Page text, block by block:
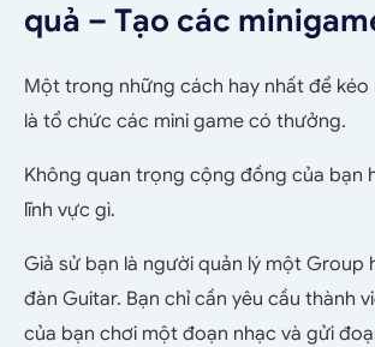
quả – Tạo các
Một trong những cách hay nhất để kéo
là tổ chức các mini game có thưởng.
Không quan trọng cộng đồng của bạn
lĩnh vực gì.
Giả sử bạn là người quản lý một Group
đàn Guitar. Bạn chỉ cần yêu cầu thành
của bạn chơi một đoạn nhạc và gửi